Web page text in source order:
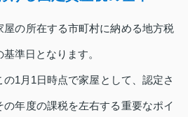
屋の所在する市町村に納める地方税
準日となります。
1月1日時点で家屋として、認定さ
年度の課税を左右する重要なポイ